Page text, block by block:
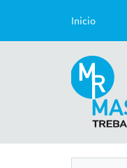
Inicio